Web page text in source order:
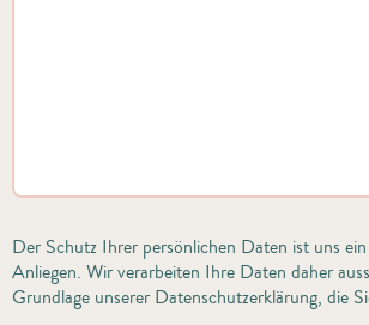
Der Schutz Ihrer persönlichen Daten ist uns ein
Anliegen. Wir verarbeiten Ihre Daten daher
Grundlage unserer Datenschutzerklärung, die